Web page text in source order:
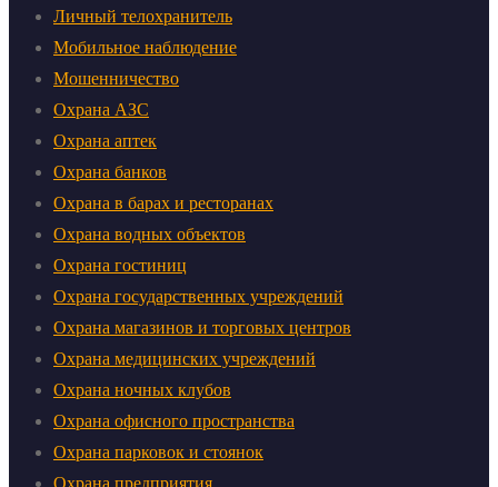
Личный телохранитель
Мобильное наблюдение
Мошенничество
Охрана АЗС
Охрана аптек
Охрана банков
Охрана в барах и ресторанах
Охрана водных объектов
Охрана гостиниц
Охрана государственных учреждений
Охрана магазинов и торговых центров
Охрана медицинских учреждений
Охрана ночных клубов
Охрана офисного пространства
Охрана парковок и стоянок
Охрана предприятия